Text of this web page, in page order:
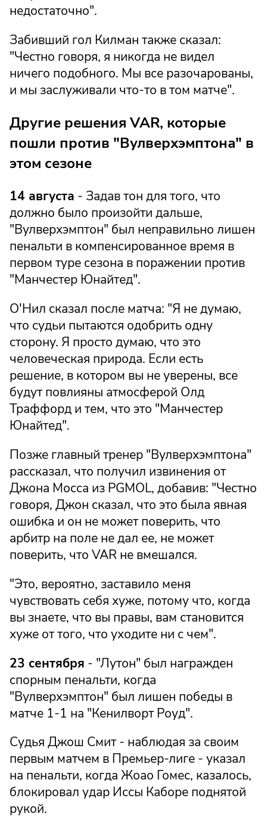
недостаточно".
Забивший гол Килман также сказал:
"Честно говоря, я никогда не видел
ничего подобного. Мы все разочарованы,
и мы заслуживали что-то в том матче".
Другие решения VAR, которые
пошли против "Вулверхэмптона" в
этом сезоне
14 августа - Задав тон для того, что
должно было произойти дальше,
"Вулверхэмптон" был неправильно лишен
пенальти в компенсированное время в
первом туре сезона в поражении против
"Манчестер Юнайтед".
О'Нил сказал после матча: "Я не думаю,
что судьи пытаются одобрить одну
сторону. Я просто думаю, что это
человеческая природа. Если есть
решение, в котором вы не уверены, все
будут повлияны атмосферой Олд
Траффорд и тем, что это "Манчестер
Юнайтед".
Позже главный тренер "Вулверхэмптона"
рассказал, что получил извинения от
Джона Мосса из PGMOL, добавив: "Честно
говоря, Джон сказал, что это была явная
ошибка и он не может поверить, что
арбитр на поле не дал ее, не может
поверить, что VAR не вмешался.
"Это, вероятно, заставило меня
чувствовать себя хуже, потому что, когда
вы знаете, что вы правы, вам становится
хуже от того, что уходите ни с чем".
23 сентября - "Лутон" был награжден
спорным пенальти, когда
"Вулверхэмптон" был лишен победы в
матче 1-1 на "Кенилворт Роуд".
Судья Джош Смит - наблюдая за своим
первым матчем в Премьер-лиге - указал
на пенальти, когда Жоао Гомес, казалось,
блокировал удар Иссы Каборе поднятой
рукой.